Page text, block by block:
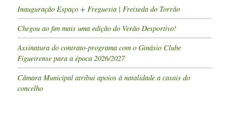
Inauguração Espaço + Freguesia | Freixeda do Torrão
Chegou ao fim mais uma edição do Verão Desportivo!
Assinatura do contrato-programa com o Ginásio Clube
Figueirense para a época 2026/2027
Câmara Municipal atribui apoios à natalidade a casais do
concelho